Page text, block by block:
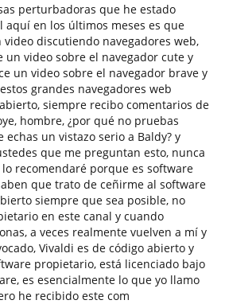
perturbadoras que he estado
aquí en los últimos meses es que
video discutiendo navegadores web,
un video sobre el navegador cute y
un video sobre el navegador brave y
grandes navegadores web
siempre recibo comentarios de
hombre, ¿por qué no pruebas
echas un vistazo serio a Baldy? y
que me preguntan esto, nunca
recomendaré porque es software
que trato de ceñirme al software
siempre que sea posible, no
en este canal y cuando
a veces realmente vuelven a mí y
Vivaldi es de código abierto y
propietario, está licenciado bajo
es esencialmente lo que yo llamo
he recibido este com